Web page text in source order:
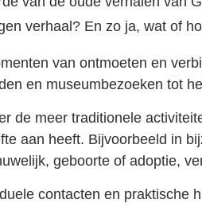
verhaal? En zo ja, wat of
van ontmoeten en
en museumbezoeken tot
de meer traditionele
aan heeft. Bijvoorbeeld in
geboorte of adoptie,
contacten en praktische